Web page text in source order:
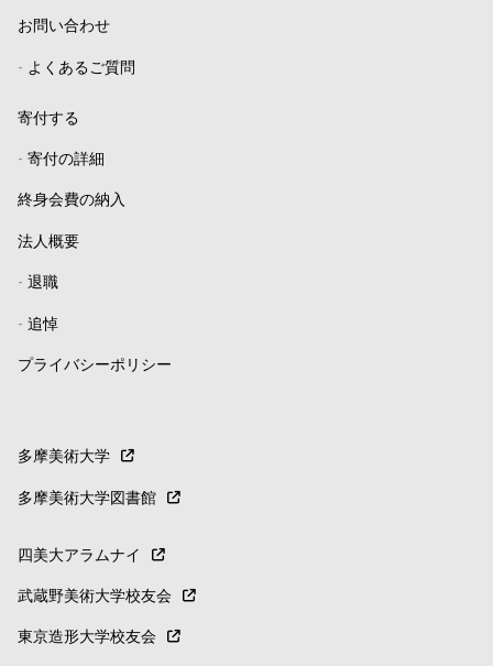
お問い合わせ
- よくあるご質問
寄付する
- 寄付の詳細
終身会費の納入
法人概要
- 退職
- 追悼
プライバシーポリシー
多摩美術大学
多摩美術大学図書館
四美大アラムナイ
武蔵野美術大学校友会
東京造形大学校友会